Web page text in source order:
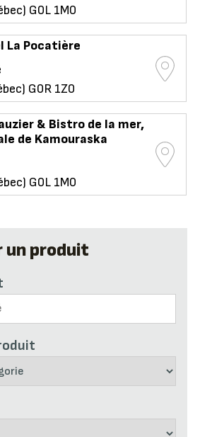
un produit
G0L 1M0
La Pocatière
G0R 1Z0
& Bistro de la mer,
de Kamouraska
G0L 1M0